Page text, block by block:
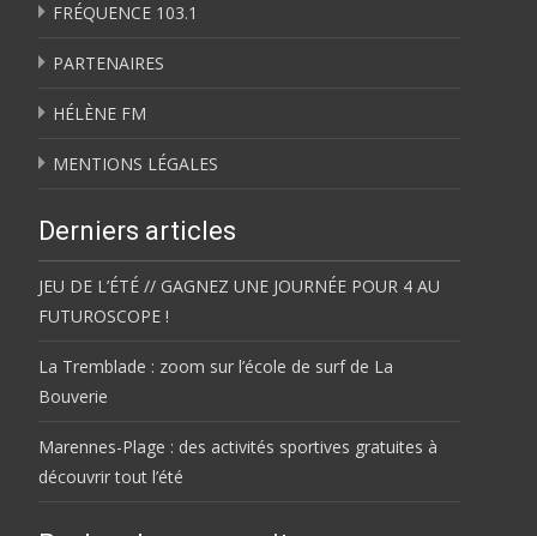
FRÉQUENCE 103.1
PARTENAIRES
HÉLÈNE FM
MENTIONS LÉGALES
Derniers articles
JEU DE L’ÉTÉ // GAGNEZ UNE JOURNÉE POUR 4 AU
FUTUROSCOPE !
La Tremblade : zoom sur l’école de surf de La
Bouverie
Marennes-Plage : des activités sportives gratuites à
découvrir tout l’été